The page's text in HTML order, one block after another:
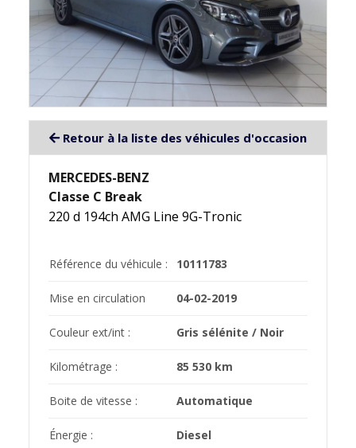
Retour à la liste des véhicules d'occasion
MERCEDES-BENZ
Classe C Break
220 d 194ch AMG Line 9G-Tronic
Référence du véhicule : 10111783
Mise en circulation 04-02-2019
Couleur ext/int : Gris sélénite / Noir
Kilométrage : 85 530 km
Boite de vitesse : Automatique
Énergie : Diesel